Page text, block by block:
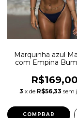
Marquinha azul
com Empina
R$169,00
3 x de R$56,33 sem
COMPRAR